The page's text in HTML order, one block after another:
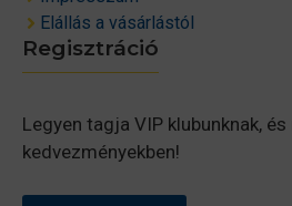
Elállás a vásárlástól
Regisztráció
Legyen tagja VIP klubunknak,
kedvezményekben!